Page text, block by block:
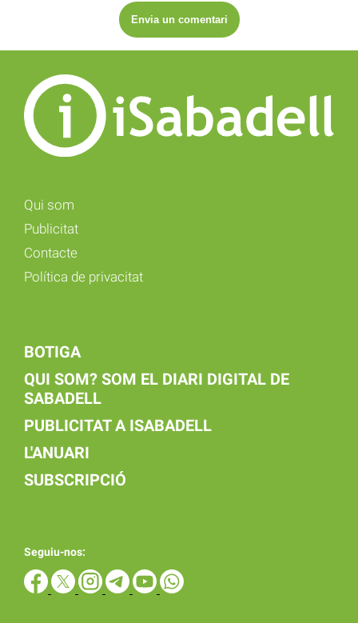
Qui som
Publicitat
Contacte
Política de privacitat
BOTIGA
QUI SOM? SOM EL DIARI DIGITAL DE
SABADELL
PUBLICITAT A ISABADELL
L'ANUARI
SUBSCRIPCIÓ
Seguiu-nos: